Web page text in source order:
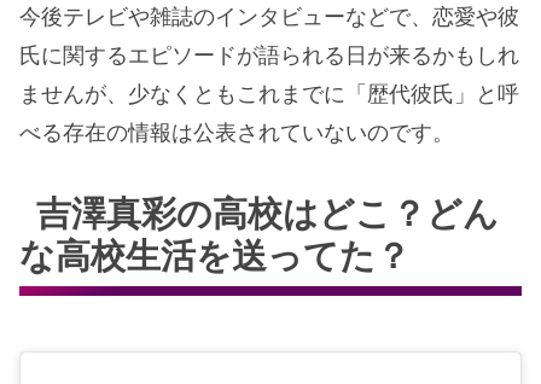
今後テレビや雑誌のインタビューなどで、恋愛や彼
氏に関するエピソードが語られる日が来るかもしれ
ませんが、少なくともこれまでに「歴代彼氏」と呼
べる存在の情報は公表されていないのです。
吉澤真彩の高校はどこ？どん
な高校生活を送ってた？